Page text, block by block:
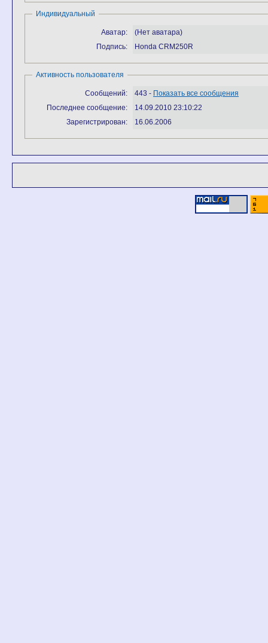
Индивидуальный
Аватар:
(Нет аватара)
Подпись:
Honda CRM250R
Активность пользователя
Сообщений: 443 - Показать все сообщения
Последнее сообщение:
14.09.2010 23:10:22
Зарегистрирован:
16.06.2006